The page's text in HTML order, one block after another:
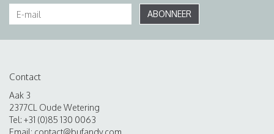
ABONNEER
Contact
Aak 3
2377CL Oude Wetering
Tel: +31 (0)85 130 0063
Email: contact@bufandy.com